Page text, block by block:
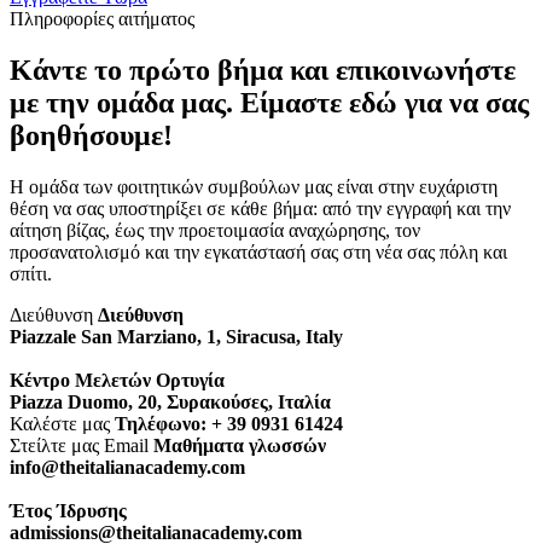
Πληροφορίες αιτήματος
Κάντε το πρώτο βήμα και επικοινωνήστε
με την ομάδα μας. Είμαστε εδώ για να σας
βοηθήσουμε!
Η ομάδα των φοιτητικών συμβούλων μας είναι στην ευχάριστη
θέση να σας υποστηρίξει σε κάθε βήμα: από την εγγραφή και την
αίτηση βίζας, έως την προετοιμασία αναχώρησης, τον
προσανατολισμό και την εγκατάστασή σας στη νέα σας πόλη και
σπίτι.
Διεύθυνση Διεύθυνση
Piazzale San Marziano, 1, Siracusa, Italy
Κέντρο Μελετών Ορτυγία
Piazza Duomo, 20, Συρακούσες, Ιταλία
Καλέστε μας Τηλέφωνο: + 39 0931 61424
Στείλτε μας Email Μαθήματα γλωσσών
info@theitalianacademy.com
Έτος Ίδρυσης
admissions@theitalianacademy.com